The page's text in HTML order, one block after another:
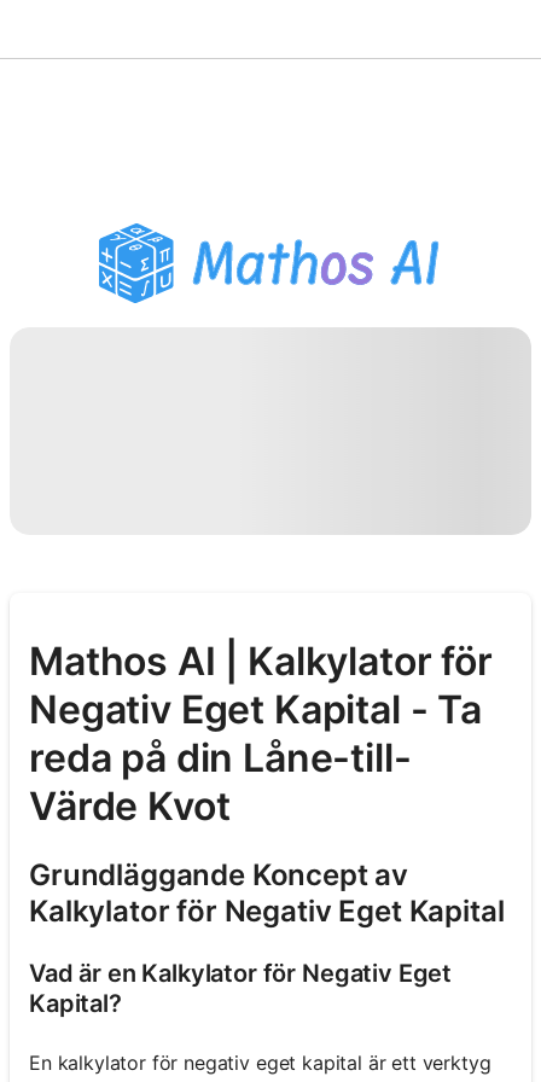
PDF Läxhjälp
Studieverktyg
Mathos AI | Kalkylator för
Negativ Eget Kapital - Ta
reda på din Låne-till-
Värde Kvot
Grundläggande Koncept av
Kalkylator för Negativ Eget Kapital
Vad är en Kalkylator för Negativ Eget
Kapital?
En kalkylator för negativ eget kapital är ett verktyg